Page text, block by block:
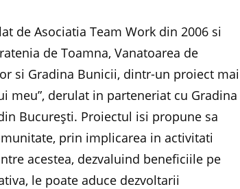
de Asociatia Team Work din 2006 si
de Toamna, Vanatoarea de
si Gradina Bunicii, dintr-un proiect mai
meu”, derulat in parteneriat cu Gradina
Bucureşti. Proiectul isi propune sa
prin implicarea in activitati
acestea, dezvaluind beneficiile pe
le poate aduce dezvoltarii